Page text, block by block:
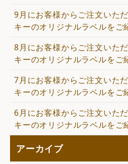
9月にお客様からご注文いた
キーのオリジナルラベルをご
8月にお客様からご注文いた
キーのオリジナルラベルをご
7月にお客様からご注文いた
キーのオリジナルラベルをご
6月にお客様からご注文いた
キーのオリジナルラベルをご
アーカイブ